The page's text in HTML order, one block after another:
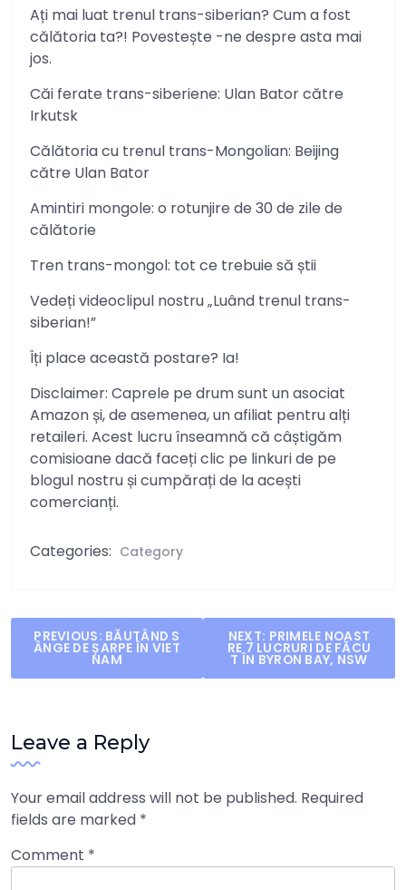
Ați mai luat trenul trans-siberian? Cum a fost
călătoria ta?! Povestește -ne despre asta mai
jos.
Căi ferate trans-siberiene: Ulan Bator către
Irkutsk
Călătoria cu trenul trans-Mongolian: Beijing
către Ulan Bator
Amintiri mongole: o rotunjire de 30 de zile de
călătorie
Tren trans-mongol: tot ce trebuie să știi
Vedeți videoclipul nostru „Luând trenul trans-
siberian!”
Îți place această postare? Ia!
Disclaimer: Caprele pe drum sunt un asociat
Amazon și, de asemenea, un afiliat pentru alți
retaileri. Acest lucru înseamnă că câștigăm
comisioane dacă faceți clic pe linkuri de pe
blogul nostru și cumpărați de la acești
comercianți.
Categories: Category
Post
navigation
PREVIOUS: BĂUTÂND S
ÂNGE DE ȘARPE ÎN VIET
NAM
NEXT: PRIMELE NOAST
RE 7 LUCRURI DE FĂCU
T ÎN BYRON BAY, NSW
Leave a Reply
Your email address will not be published. Required
fields are marked *
Comment *